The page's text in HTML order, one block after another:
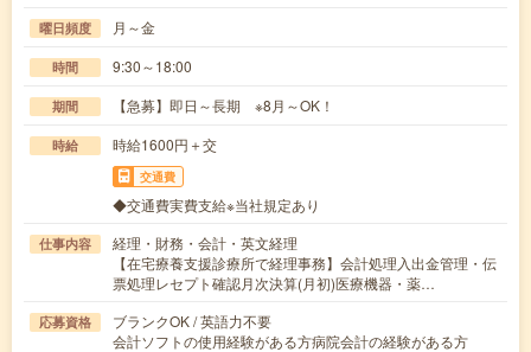
曜日頻度 月～金
時間 9:30～18:00
期間 【急募】即日～長期 ※8月～OK！
時給 時給1600円＋交
交通費
◆交通費実費支給※当社規定あり
仕事内容
経理・財務・会計・英文経理
【在宅療養支援診療所で経理事務】会計処理入出金管理・伝
票処理レセプト確認月次決算(月初)医療機器・薬…
応募資格
ブランクOK / 英語力不要
会計ソフトの使用経験がある方病院会計の経験がある方